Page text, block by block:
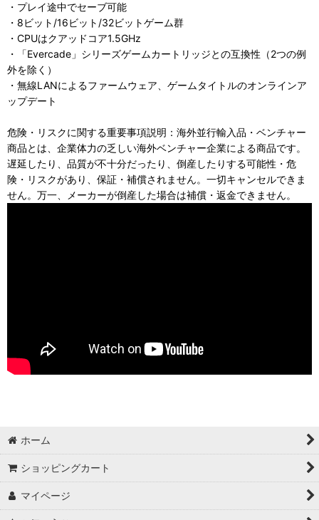
・プレイ途中でセーブ可能
・8ビット/16ビット/32ビットゲーム群
・CPUはクアッドコア1.5GHz
・「Evercade」シリーズゲームカートリッジとの互換性（2つの例
外を除く）
・無線LANによるファームウェア、ゲームタイトルのオンラインア
ップデート
危険・リスクに関する重要事項説明：海外並行輸入品・ベンチャー
商品とは、企業体力の乏しい海外ベンチャー企業による商品です。
遅延したり、品質が不十分だったり、倒産したりする可能性・危
険・リスクがあり、保証・補償されません。一切キャンセルできま
せん。万一、メーカーが倒産した場合は補償・返金できません。
ホーム
ショッピングカート
マイページ